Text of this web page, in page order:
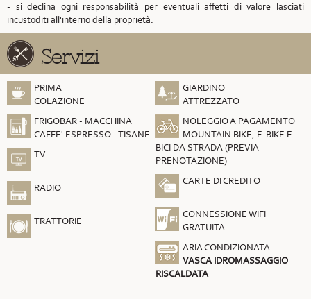
- si declina ogni responsabilità per eventuali affetti di valore lasciati
incustoditi all'interno della proprietà.
Servizi
PRIMA
COLAZIONE
FRIGOBAR - MACCHINA
CAFFE' ESPRESSO - TISANE
TV
RADIO
TRATTORIE
GIARDINO
ATTREZZATO
NOLEGGIO A PAGAMENTO
MOUNTAIN BIKE, E-BIKE E
BICI DA STRADA (PREVIA
PRENOTAZIONE)
CARTE DI CREDITO
CONNESSIONE WIFI
GRATUITA
ARIA CONDIZIONATA
VASCA IDROMASSAGGIO
RISCALDATA